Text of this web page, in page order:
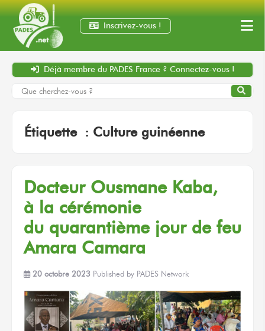
Inscrivez-vous !
Déjà membre du PADES France ? Connectez-vous !
Étiquette : Culture guinéenne
Docteur Ousmane Kaba,
à la cérémonie
du quarantièmejour de feu
Amara Camara
20 octobre 2023 Published by PADES Network